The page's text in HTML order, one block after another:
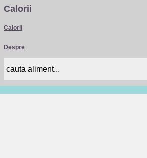
Calorii
Calorii
Despre